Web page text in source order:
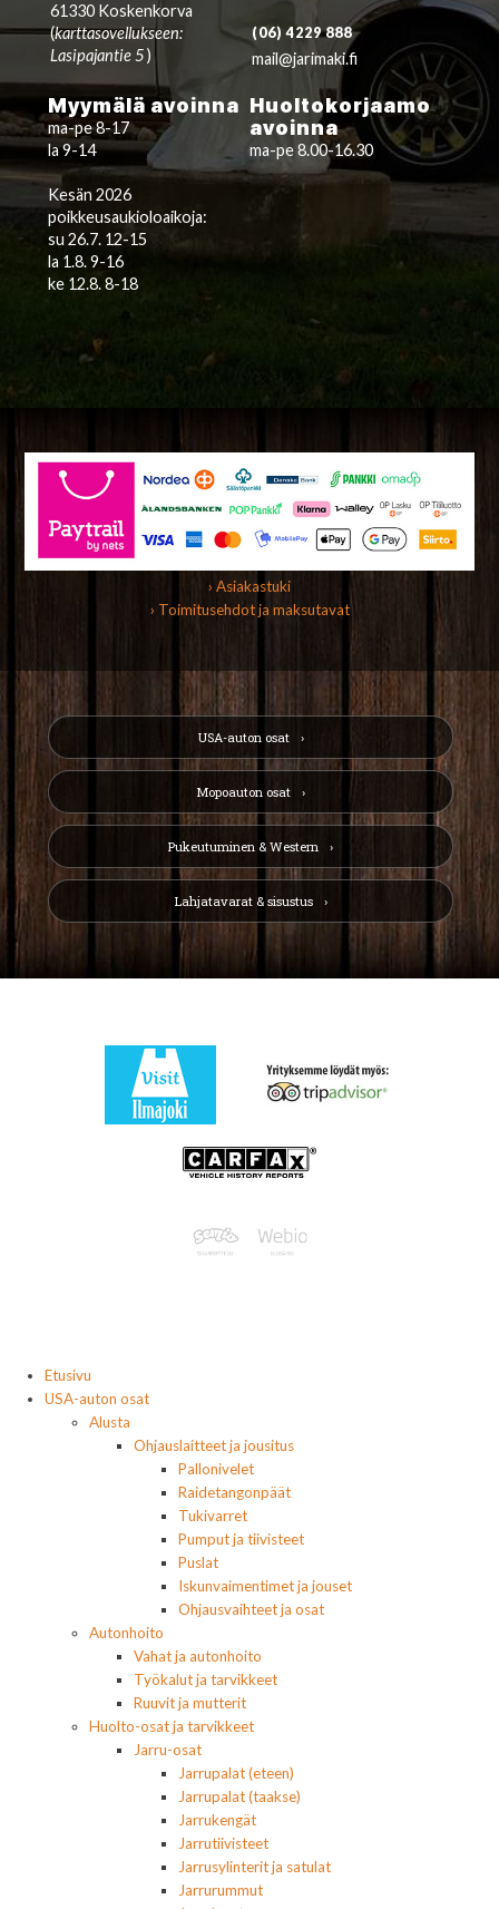
61330 Koskenkorva
(karttasovellukseen:
Lasipajantie 5)
(06) 4229 888
mail@jarimaki.fi
Myymälä avoinna
ma-pe 8-17
la 9-14
Kesän 2026
poikkeusaukioloaikoja:
su 26.7. 12-15
la 1.8. 9-16
ke 12.8. 8-18
Huoltokorjaamo
avoinna
ma-pe 8.00-16.30
› Asiakastuki
› Toimitusehdot ja maksutavat
USA-auton osat
Mopoauton osat
Pukeutuminen & Western
Lahjatavarat & sisustus
Etusivu
USA-auton osat
Alusta
Ohjauslaitteet ja jousitus
Pallonivelet
Raidetangonpäät
Tukivarret
Pumput ja tiivisteet
Puslat
Iskunvaimentimet ja jouset
Ohjausvaihteet ja osat
Autonhoito
Vahat ja autonhoito
Työkalut ja tarvikkeet
Ruuvit ja mutterit
Huolto-osat ja tarvikkeet
Jarru-osat
Jarrupalat (eteen)
Jarrupalat (taakse)
Jarrukengät
Jarrutiivisteet
Jarrusylinterit ja satulat
Jarrurummut